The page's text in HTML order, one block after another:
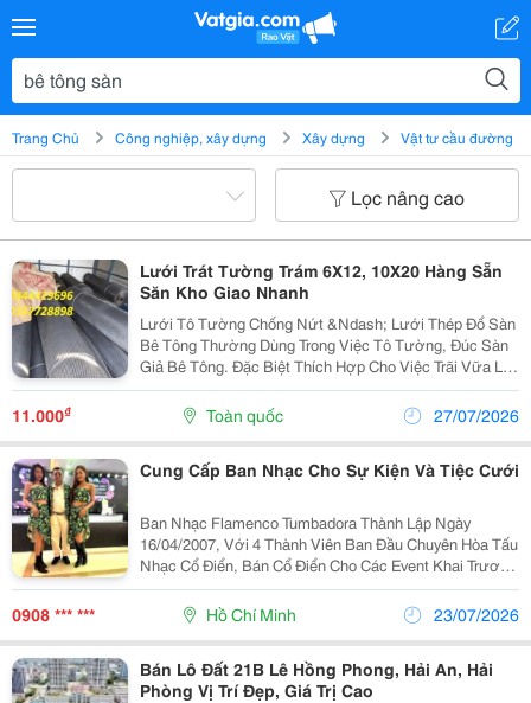
Trang Chủ Công nghiệp, xây dựng Xây dựng Vật tư cầu đường
Lọc nâng cao
Lưới Trát Tường Trám 6X12, 10X20 Hàng Sẵn
Săn Kho Giao Nhanh
Lưới Tô Tường Chống Nứt &Ndash; Lưới Thép Đổ Sàn
Bê Tông Thường Dùng Trong Việc Tô Tường, Đúc Sàn
Giả Bê Tông. Đặc Biệt Thích Hợp Cho Việc Trãi Vữa Lát
Gạch Men Lên Bề Mặt Tấm Cemboard Ứng Dụng Chống
Nứt Tường, Đỗ Sàn Bêtông, Sàn Cemboard Giả Đúc. ...
11.000₫ Toàn quốc 27/07/2026
Cung Cấp Ban Nhạc Cho Sự Kiện Và Tiệc Cưới
Ban Nhạc Flamenco Tumbadora Thành Lập Ngày
16/04/2007, Với 4 Thành Viên Ban Đầu Chuyên Hòa Tấu
Nhạc Cổ Điển, Bán Cổ Điển Cho Các Event Khai Trương
Showroom , Ra Mắt Mẫu Xe Hơi Mới, Khai Trương Bất
Động Sản Mới, Tiệc Cưới Đại Gia Tại Các Khách Sạn 5
0908 *** *** Hồ Chí Minh 23/07/2026
Bán Lô Đất 21B Lê Hồng Phong, Hải An, Hải
Phòng Vị Trí Đẹp, Giá Trị Cao